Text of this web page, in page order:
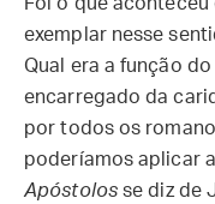
exemplar nesse
Qual era a função
encarregado da
por todos os
poderíamos aplicar
Apóstolosse diz de